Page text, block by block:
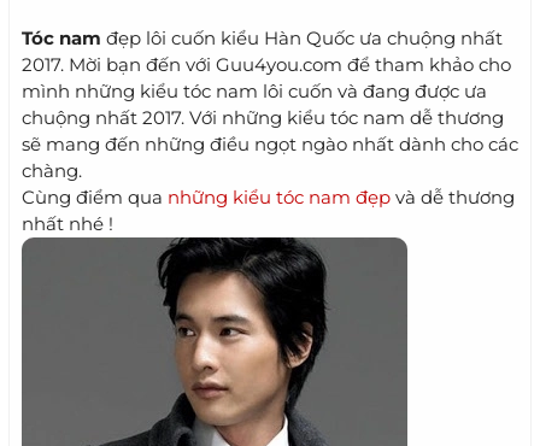
Tóc nam đẹp lôi cuốn kiểu Hàn Quốc ưa chuộng nhất
2017. Mời bạn đến với Guu4you.com để tham khảo cho
mình những kiểu tóc nam lôi cuốn và đang được ưa
chuộng nhất 2017. Với những kiểu tóc nam dễ thương
sẽ mang đến những điều ngọt ngào nhất dành cho các
chàng.
Cùng điểm qua những kiểu tóc nam đẹp và dễ thương
nhất nhé !